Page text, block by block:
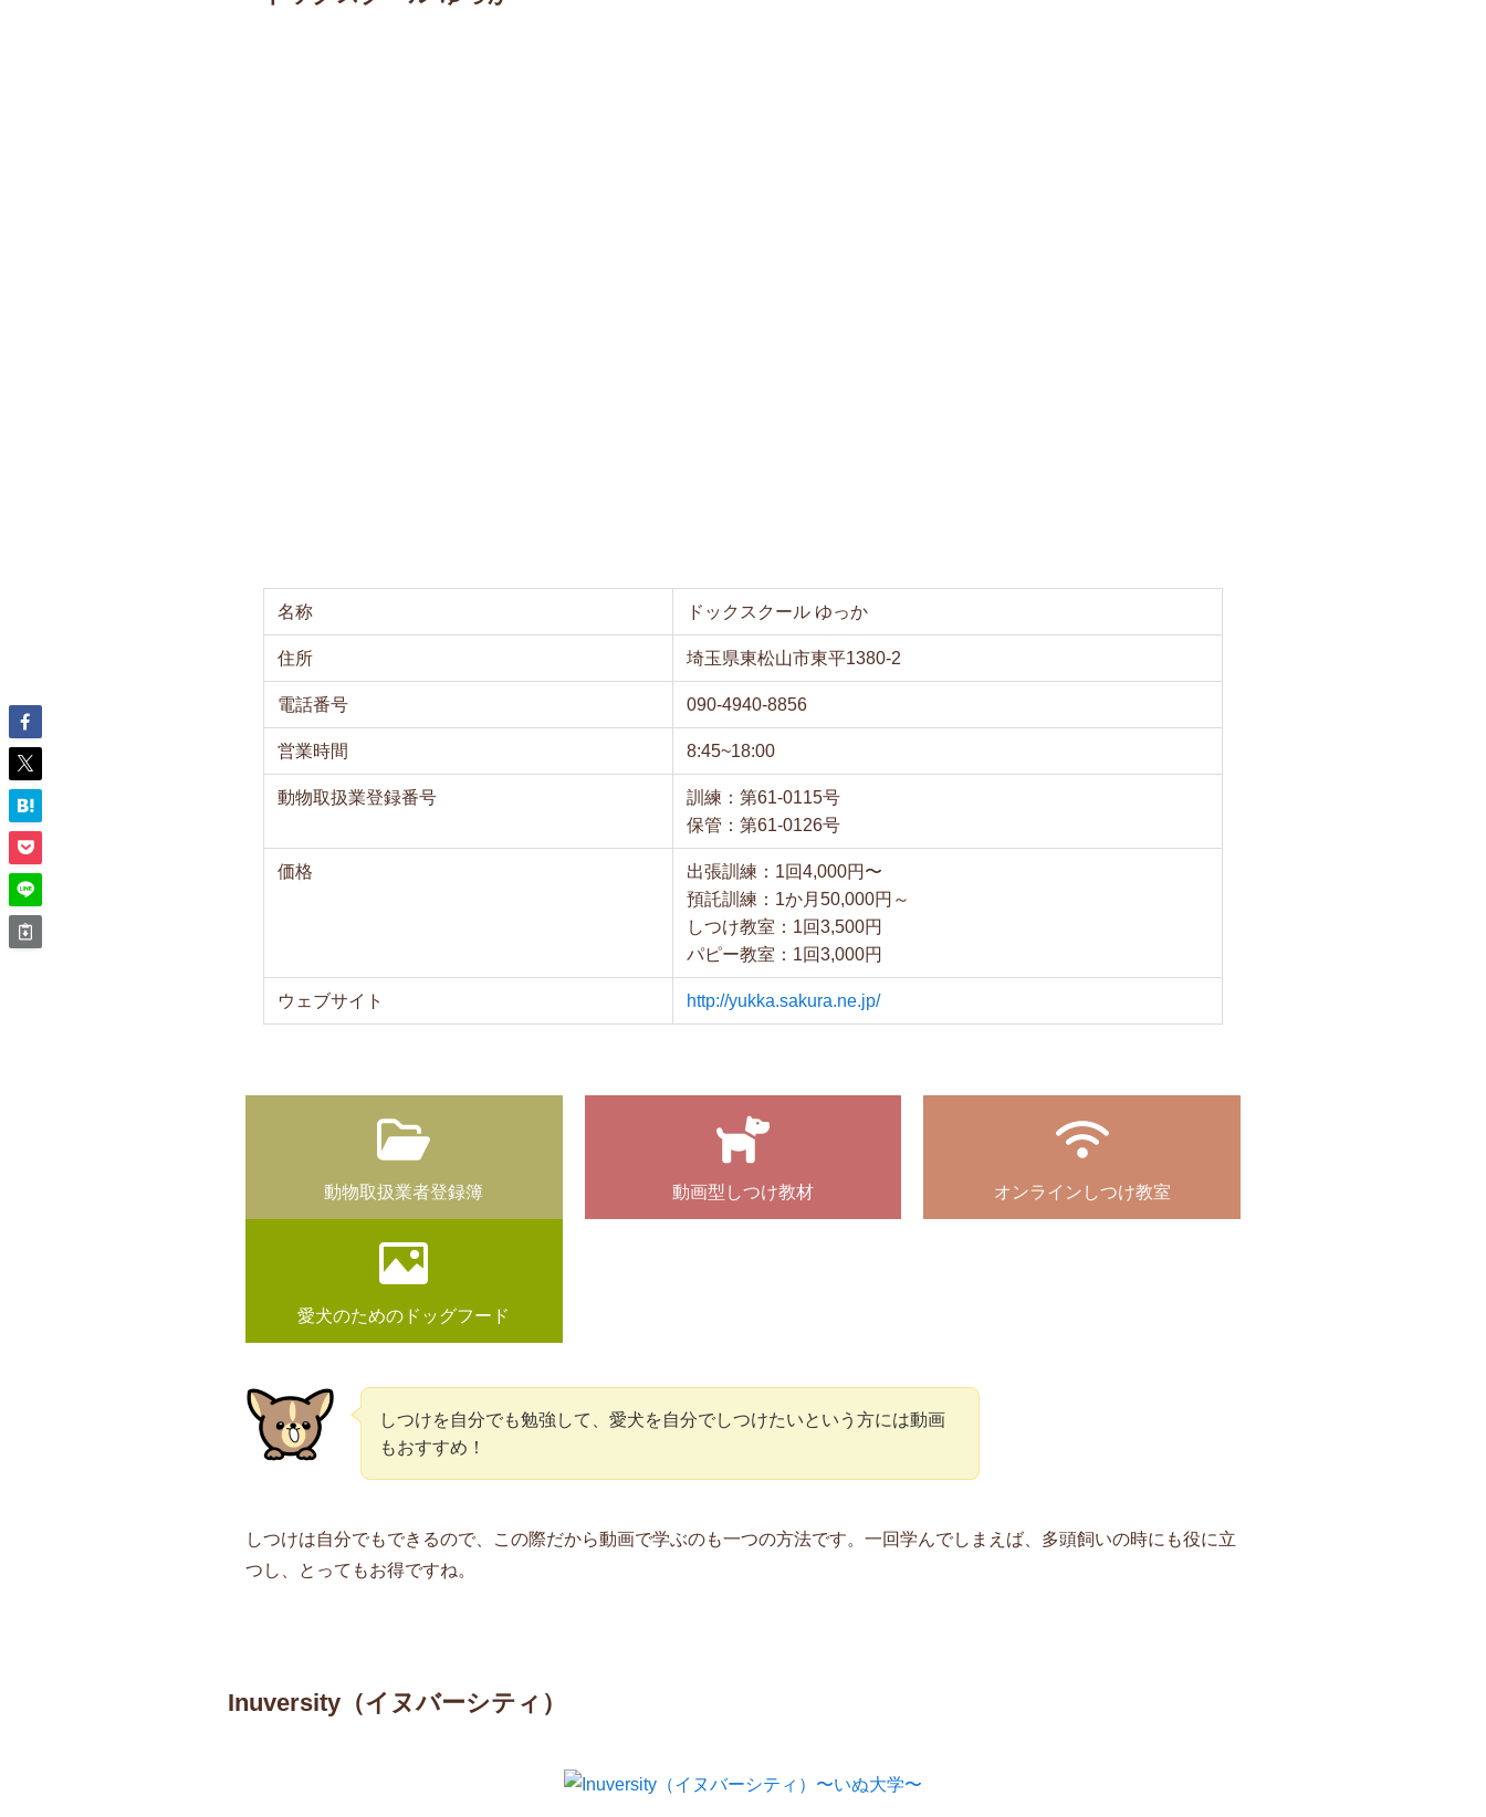
名称 ドックスクール ゆっか
住所 埼玉県東松山市東平1380-2
電話番号 090-4940-8856
営業時間 8:45~18:00
動物取扱業登録番号
訓練：第61-0115号
保管：第61-0126号
価格
出張訓練：1回4,000円〜
預託訓練：1か月50,000円～
しつけ教室：1回3,500円
パピー教室：1回3,000円
ウェブサイト http://yukka.sakura.ne.jp/
動物取扱業者登録簿 動画型しつけ教材 オンラインしつけ教室
愛犬のためのドッグフード
しつけを自分でも勉強して、愛犬を自分でしつけたいという方には動画
もおすすめ！
しつけは自分でもできるので、この際だから動画で学ぶのも一つの方法です。一回学んでしまえば、多頭飼いの時にも役に立
つし、とってもお得ですね。
Inuversity（イヌバーシティ）